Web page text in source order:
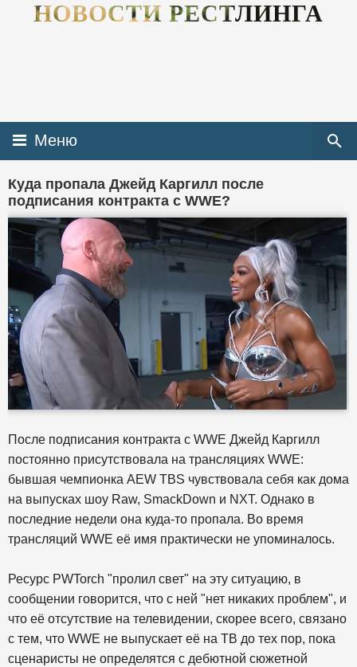
НОВОСТИ РЕСТЛИНГА
Меню
Куда пропала Джейд Каргилл после
подписания контракта с WWE?
После подписания контракта с WWE Джейд Каргилл
постоянно присутствовала на трансляциях WWE:
бывшая чемпионка AEW TBS чувствовала себя как дома
на выпусках шоу Raw, SmackDown и NXT. Однако в
последние недели она куда-то пропала. Во время
трансляций WWE её имя практически не упоминалось.
Ресурс PWTorch "пролил свет" на эту ситуацию, в
сообщении говорится, что с ней "нет никаких проблем", и
что её отсутствие на телевидении, скорее всего, связано
с тем, что WWE не выпускает её на ТВ до тех пор, пока
сценаристы не определятся с дебютной сюжетной